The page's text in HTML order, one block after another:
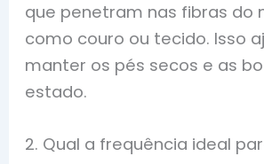
que penetram nas fibras do
como couro ou tecido. Isso
manter os pés secos e as
estado.
2. Qual a frequência ideal